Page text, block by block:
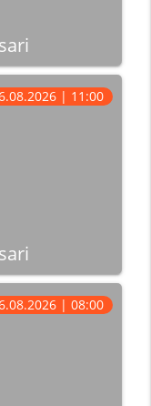
| 11:00
| 08:00